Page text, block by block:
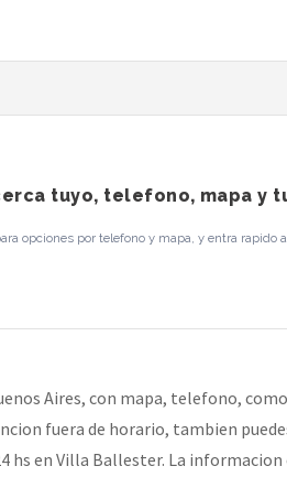
tuyo, telefono, mapa y
opciones por telefono y mapa, y entra rapido
Aires, con mapa, telefono,
fuera de horario, tambien
hs en Villa Ballester. La